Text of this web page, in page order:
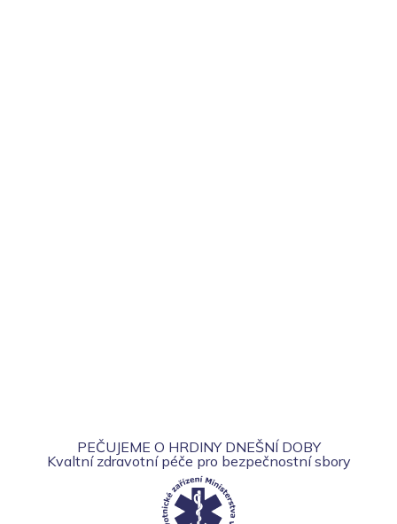
PEČUJEME O HRDINY DNEŠNÍ DOBY
Kvaltní zdravotní péče pro bezpečnostní sbory